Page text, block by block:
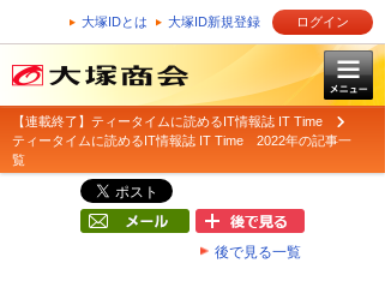
大塚IDとは 大塚ID新規登録 ログイン
【連載終了】ティータイムに読めるIT情報誌 IT Time
ティータイムに読めるIT情報誌 IT Time 2022年の記事一
覧
後で見る一覧